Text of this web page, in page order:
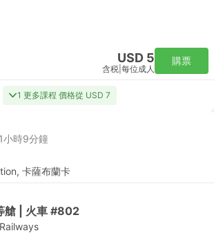
USD 5
含税 每位成人
購票
1 更多課程 價格從 USD 7
1小時9分鐘
卡薩布蘭卡
艙 | 火車 #802